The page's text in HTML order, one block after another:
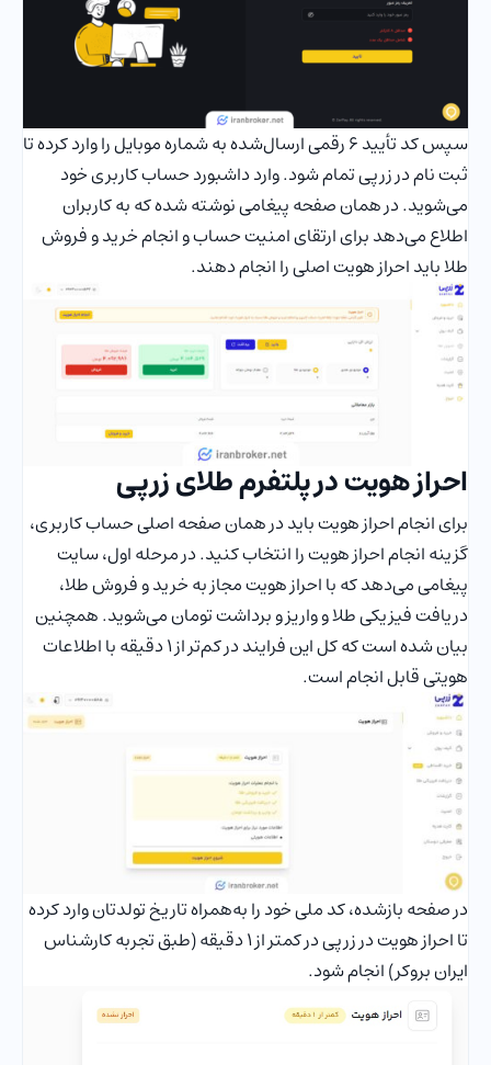
سپس کد تأیید 6 رقمی ارسال‌شده به شماره موبایل را وارد کرده تا
ثبت نام در زرپی تمام شود. وارد داشبورد حساب کاربری خود
می‌شوید. در همان صفحه پیغامی نوشته شده که به کاربران
اطلاع می‌دهد برای ارتقای امنیت حساب و انجام خرید و فروش
طلا باید احراز هویت اصلی را انجام دهند.
احراز هویت در پلتفرم طلای زرپی
برای انجام احراز هویت باید در همان صفحه اصلی حساب کاربری،
گزینه انجام احراز هویت را انتخاب کنید. در مرحله اول، سایت
پیغامی می‌دهد که با احراز هویت مجاز به خرید و فروش طلا،
دریافت فیزیکی طلا و واریز و برداشت تومان می‌شوید. همچنین
بیان شده است که کل این فرایند در کم‌تر از 1 دقیقه با اطلاعات
هویتی قابل انجام است.
در صفحه بازشده، کد ملی خود را به‌همراه تاریخ تولدتان وارد کرده
تا احراز هویت در زرپی در کمتر از 1 دقیقه (طبق تجربه کارشناس
ایران بروکر) انجام شود.